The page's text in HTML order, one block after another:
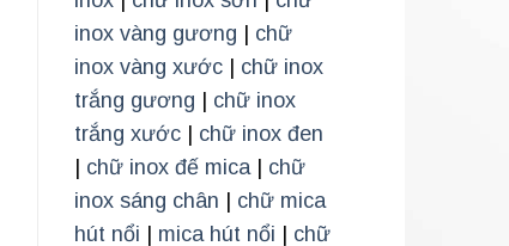
inox vàng gương
chữ
inox vàng xước| chữ inox
trắng gương
chữ inox
trắng xước| chữ inox đen
chữ inox đế mica| chữ
inox sáng chân
chữ mica
hút nổi
mica hút nổi
chữ